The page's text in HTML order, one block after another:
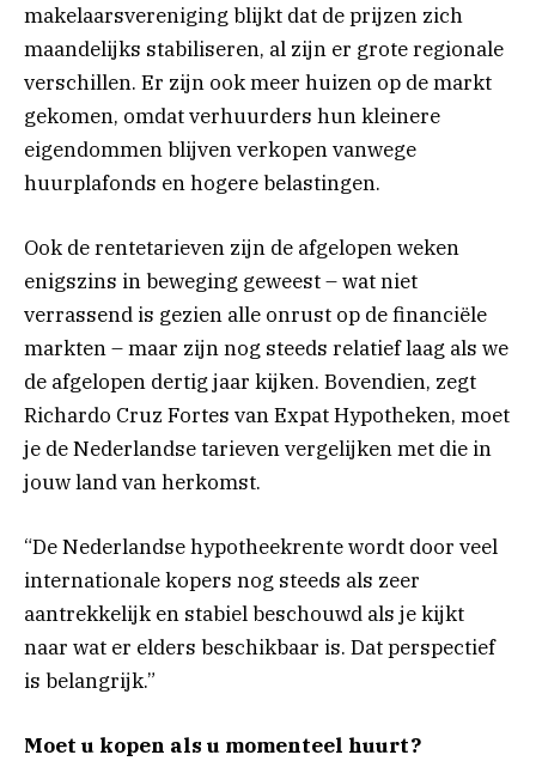
makelaarsvereniging blijkt dat de prijzen zich
maandelijks stabiliseren, al zijn er grote regionale
verschillen. Er zijn ook meer huizen op de markt
gekomen, omdat verhuurders hun kleinere
eigendommen blijven verkopen vanwege
huurplafonds en hogere belastingen.
Ook de rentetarieven zijn de afgelopen weken
enigszins in beweging geweest – wat niet
verrassend is gezien alle onrust op de financiële
markten – maar zijn nog steeds relatief laag als we
de afgelopen dertig jaar kijken. Bovendien, zegt
Richardo Cruz Fortes van Expat Hypotheken, moet
je de Nederlandse tarieven vergelijken met die in
jouw land van herkomst.
“De Nederlandse hypotheekrente wordt door veel
internationale kopers nog steeds als zeer
aantrekkelijk en stabiel beschouwd als je kijkt
naar wat er elders beschikbaar is. Dat perspectief
is belangrijk.”
Moet u kopen als u momenteel huurt?